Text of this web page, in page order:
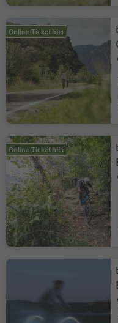
Online-Ticket hier
Online-Ticket hier